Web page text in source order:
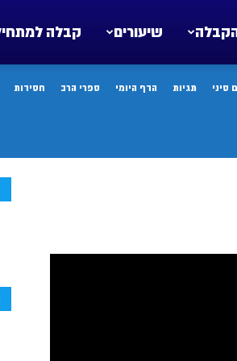
קבלה שיעורים
סיני תגיות הדף היומי ספרי הרב חסידות